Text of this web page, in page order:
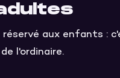
réservé aux enfants :
l'ordinaire.